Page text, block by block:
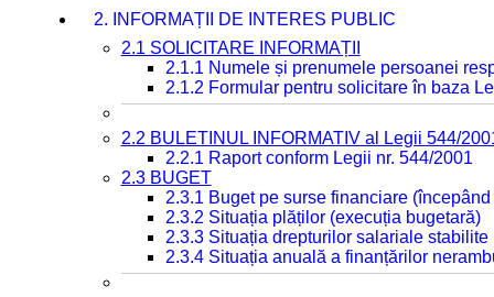
2. INFORMAȚII DE INTERES PUBLIC
2.1 SOLICITARE INFORMAȚII
2.1.1 Numele și prenumele persoanei
2.1.2 Formular pentru solicitare în baza
2.2 BULETINUL INFORMATIV al Legii 544/
2.2.1 Raport conform Legii nr. 544/2001
2.3 BUGET
2.3.1 Buget pe surse financiare
2.3.2 Situația plăților (execuția bugetară)
2.3.3 Situația drepturilor salariale
2.3.4 Situația anuală a finanțărilor